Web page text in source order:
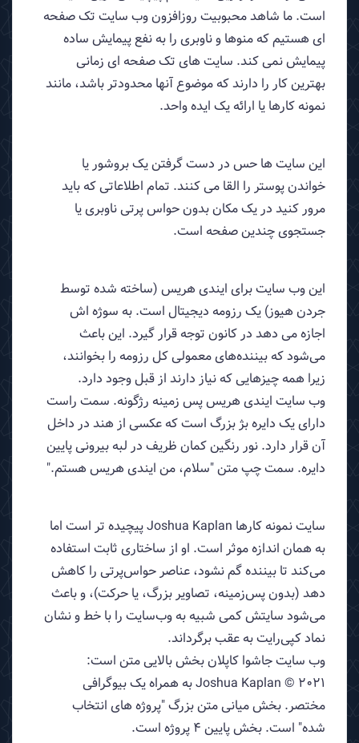
است. ما شاهد محبوبیت روزافزون وب سایت تک صفحه
ای هستیم که منوها و ناوبری را به نفع پیمایش ساده
پیمایش نمی کند. سایت های تک صفحه ای زمانی
بهترین کار را دارند که موضوع آنها محدودتر باشد، مانند
نمونه کارها یا ارائه یک ایده واحد.
این سایت ها حس در دست گرفتن یک بروشور یا
خواندن پوستر را القا می کنند. تمام اطلاعاتی که باید
مرور کنید در یک مکان بدون حواس پرتی ناوبری یا
جستجوی چندین صفحه است.
این وب سایت برای ایندی هریس (ساخته شده توسط
جردن هیوز) یک رزومه دیجیتال است. به سوژه اش
اجازه می دهد در کانون توجه قرار گیرد. این باعث
می‌شود که بیننده‌های معمولی کل رزومه را بخوانند،
زیرا همه چیزهایی که نیاز دارند از قبل وجود دارد.
وب سایت ایندی هریس پس زمینه رژگونه. سمت راست
دارای یک دایره بژ بزرگ است که عکسی از هند در داخل
آن قرار دارد. نور رنگین کمان ظریف در لبه بیرونی پایین
دایره. سمت چپ متن "سلام، من ایندی هریس هستم."
سایت نمونه کارها Joshua Kaplan پیچیده تر است اما
به همان اندازه موثر است. او از ساختاری ثابت استفاده
می‌کند تا بیننده گم نشود، عناصر حواس‌پرتی را کاهش
دهد (بدون پس‌زمینه، تصاویر بزرگ، یا حرکت)، و باعث
می‌شود سایتش کمی شبیه به وب‌سایت را با خط و نشان
نماد کپی‌رایت به عقب برگرداند.
وب سایت جاشوا کاپلان بخش بالایی متن است:
Joshua Kaplan © 2021 به همراه یک بیوگرافی
مختصر. بخش میانی متن بزرگ "پروژه های انتخاب
شده" است. بخش پایین 4 پروژه است.